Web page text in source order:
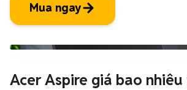
Mua ngay
Acer Aspire giá bao